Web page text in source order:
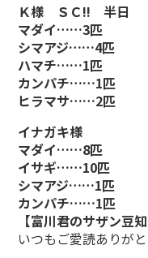
Ｋ様 ＳＣ!! 半日
マダイ……3匹
シマアジ……4匹
ハマチ……1匹
カンパチ……1匹
ヒラマサ……2匹
イナガキ様
マダイ……8匹
イサギ……10匹
シマアジ……1匹
カンパチ……1匹
【富川君のサザン豆知
いつもご愛読ありが